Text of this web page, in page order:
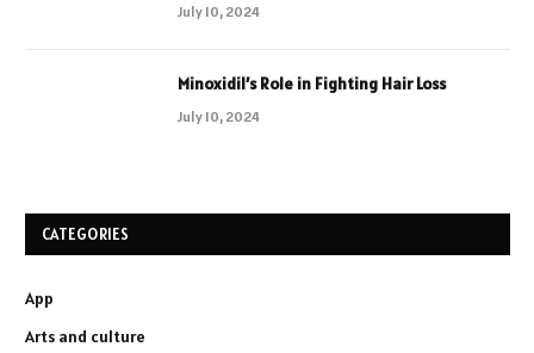
July 10, 2024
Minoxidil’s Role in Fighting Hair Loss
July 10, 2024
CATEGORIES
App
Arts and culture